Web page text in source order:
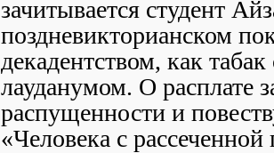
зачитывается студент
поздневикторианском
декадентством, как
лауданумом. О расплате
распущенности и
«Человека с рассеченной